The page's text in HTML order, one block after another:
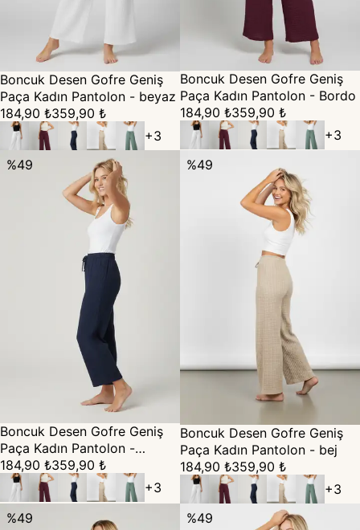
Boncuk Desen Gofre Geniş
Paça Kadın Pantolon - beyaz
184,90 ₺359,90 ₺
+3
Boncuk Desen Gofre Geniş
Paça Kadın Pantolon - Bordo
184,90 ₺359,90 ₺
+3
%49
Boncuk Desen Gofre Geniş
Paça Kadın Pantolon -
lacivert
184,90 ₺359,90 ₺
+3
%49
Boncuk Desen Gofre Geniş
Paça Kadın Pantolon - bej
184,90 ₺359,90 ₺
+3
%49 %49